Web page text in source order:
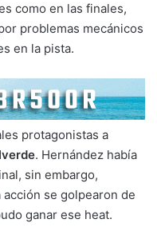
como en las finales,
problemas mecánicos
en la pista.
protagonistas a
. Hernández había
sin embargo,
se golpearon de
ganar ese heat.